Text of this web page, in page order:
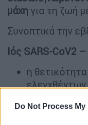
Do Not Process
μάχη για τη ζωή
Συνοπτικά την
Ιός SARS-CoV2
η
μείωση σε
εβδομάδα